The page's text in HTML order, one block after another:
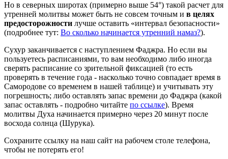
Но в северных широтах (примерно выше 54°) такой расчет для
утренней молитвы может быть не совсем точным и в целях
предосторожности лучше оставить «интервал безопасности»
(подробнее тут: Во сколько начинается утренний намаз?).
Сухур заканчивается с наступлением Фаджра. Но если вы
пользуетесь расписаниями, то вам необходимо либо иногда
сверять расписание со зрительной фиксацией (то есть
проверять в течение года - насколько точно совпадает время в
Самородове со временем в нашей таблице) и учитывать эту
погрешность; либо оставлять запас времени до Фаджра (какой
запас оставлять - подробно читайте по ссылке). Время
молитвы Духа начинается примерно через 20 минут после
восхода солнца (Шурука).
Сохраните ссылку на наш сайт на рабочем столе телефона,
чтобы не потерять его!